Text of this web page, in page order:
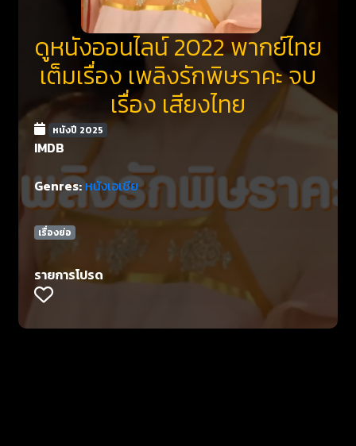
ดูหนังออนไลน์ 2022 พากย์ไทย
เต็มเรื่อง เพลิงรักพิษราคะ จบ
เรื่อง เสียงไทย
หนังปี 2025
IMDB
Genres:หนังเอเชีย
เรื่องย่อ
รายการโปรด